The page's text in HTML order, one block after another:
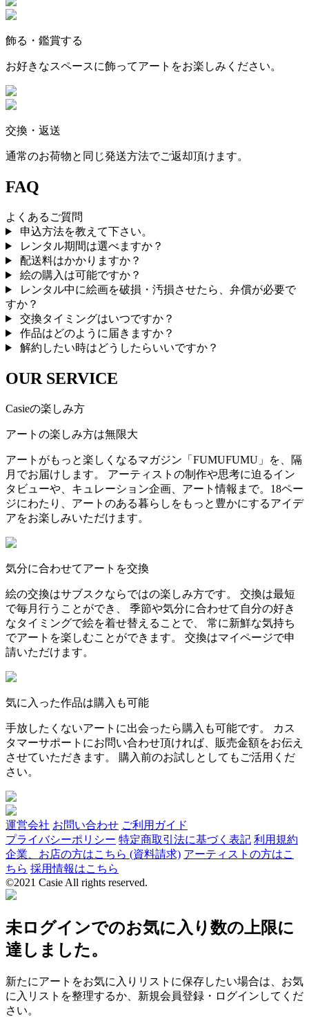
飾る・鑑賞する
お好きなスペースに飾ってアートをお楽しみください。
交換・返送
通常のお荷物と同じ発送方法でご返却頂けます。
FAQ
よくあるご質問
申込方法を教えて下さい。
レンタル期間は選べますか？
配送料はかかりますか？
絵の購入は可能ですか？
レンタル中に絵画を破損・汚損させたら、弁償が必要で
すか？
交換タイミングはいつですか？
作品はどのように届きますか？
解約したい時はどうしたらいいですか？
OUR SERVICE
Casieの楽しみ方
アートの楽しみ方は無限大
アートがもっと楽しくなるマガジン「FUMUFUMU」を、隔
月でお届けします。 アーティストの制作や思考に迫るイン
タビューや、キュレーション企画、アート情報まで。18ペー
ジにわたり、アートのある暮らしをもっと豊かにするアイデ
アをお楽しみいただけます。
気分に合わせてアートを交換
絵の交換はサブスクならではの楽しみ方です。 交換は最短
で毎月行うことができ、 季節や気分に合わせて自分の好き
なタイミングで絵を着せ替えることで、 常に新鮮な気持ち
でアートを楽しむことができます。 交換はマイページで申
請いただけます。
気に入った作品は購入も可能
手放したくないアートに出会ったら購入も可能です。 カス
タマーサポートにお問い合わせ頂ければ、販売金額をお伝え
させていただきます。 購入前のお試しとしてもご活用くだ
さい。
運営会社 お問い合わせ ご利用ガイド
プライバシーポリシー 特定商取引法に基づく表記 利用規約
企業、お店の方はこちら (資料請求) アーティストの方はこ
ちら 採用情報はこちら
©2021 Casie All rights reserved.
未ログインでのお気に入り数の上限に
達しました。
新たにアートをお気に入りリストに保存したい場合は、お気
に入リストを整理するか、新規会員登録・ログインしてくだ
さい。